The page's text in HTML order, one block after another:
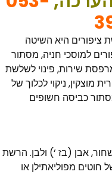
ציפורים היא השיטה
למוסכי חניה, מסתור
שירות, פינוי לשלשת
מוצקין, ניקוי לכלוך של
מסתור כביסה חשופים
אבן (בז ‘) ולבן. הרשת
חוטים מפוליאתילן או